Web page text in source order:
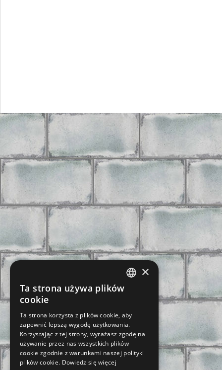
GERMAN
ENGLISH
POLISH
×
Ta strona używa plików
cookie
Ta strona korzysta z plików cookie, aby
zapewnić lepszą wygodę użytkowania.
Korzystając z tej strony, wyrażasz zgodę na
używanie przez nas wszystkich plików
cookie zgodnie z warunkami naszej polityki
plików cookie. Dowiedz się więcej